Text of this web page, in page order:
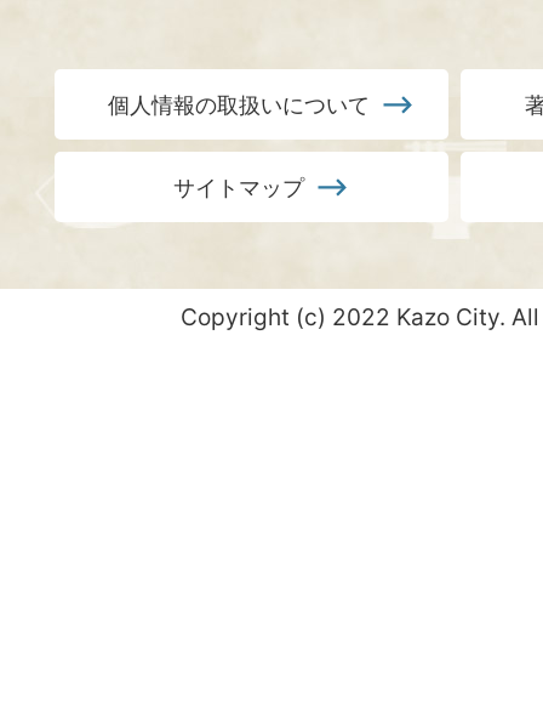
個人情報の取扱いについて
サイトマップ
Copyright (c) 2022 Kazo City.